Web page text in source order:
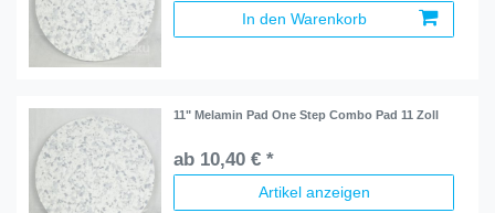
In den Warenkorb
11" Melamin Pad One Step Combo Pad 11 Zoll
ab 10,40 € *
Artikel anzeigen